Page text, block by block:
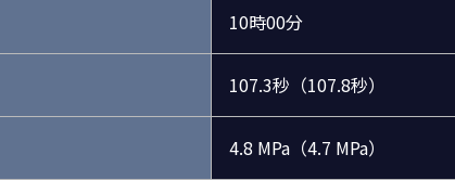
10時00分
107.3秒（107.8秒）
4.8 MPa（4.7 MPa）